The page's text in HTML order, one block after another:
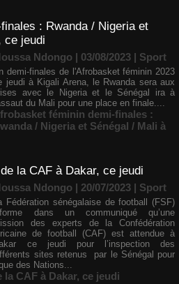
: Rwanda / Nigeria et
ce jeudi
Ndongo | 03/08/2023 | Sport
demi-finales de l'Afrobasket féminin 2023
jeudi à Kigali Arena, le Rwanda sera aux
avec le Nigeria et le Sénégal ira à
du Mali pour une place en finale....
féminin demi-finales :
/ Nigeria et Sénégal / Mali à
la CAF à Dakar, ce jeudi
Ndongo | 20/07/2023 | Sport
Fédération sénégalaise de football (FSF)
dans un communiqué qu’une
des experts de la Confédération
de football (CAF) est attendue à
ce jeudi pour l’inspection des
sites retenus par le Sénégal pour
des Nations...
la CAF à Dakar, ce jeudi